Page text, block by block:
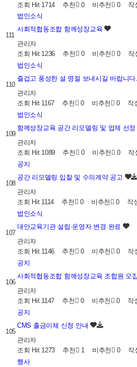
조회 Hit 1714 추천 0 비추천 0 작
111
법인소식
사회적협동조합 함께성장교육
관리자
조회 Hit 1236 추천 0 비추천 0 작
110
법인소식
즐겁고 풍성한 설 명절 보내시길 바랍니다.
관리자
조회 Hit 1167 추천 0 비추천 0 작
109
법인소식
함께성장교육 공간 리모델링 및 업체 선
관리자
조회 Hit 1089 추천 0 비추천 0 작
108
공지
공간 리모델링 입찰 및 수의계약 공고
관리자
조회 Hit 1114 추천 0 비추천 0 작
107
법인소식
대안교육기관 설립·운영자 변경 완료
관리자
조회 Hit 1146 추천 0 비추천 0 작
106
공지
사회적협동조합 함께성장교육 조합원 모
관리자
조회 Hit 1147 추천 0 비추천 0 작
105
공지
CMS 출금이체 신청 안내
관리자
조회 Hit 1273 추천 1 비추천 0 작
행사